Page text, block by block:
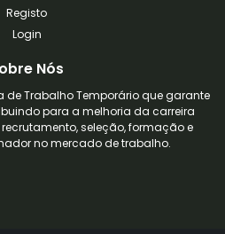
Registo
Login
Nós
de Trabalho Temporário que garante
para a melhoria da carreira
seleção, formação e
no mercado de trabalho.